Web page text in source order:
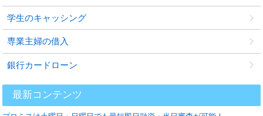
学生のキャッシング
専業主婦の借入
銀行カードローン
最新コンテンツ